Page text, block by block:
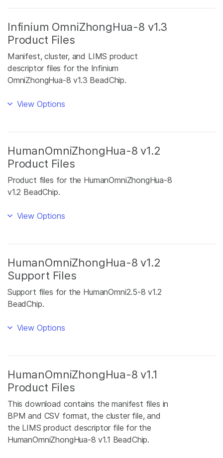
Infinium OmniZhongHua-8 v1.3
Product Files
Manifest, cluster, and LIMS product
descriptor files for the Infinium
OmniZhongHua-8 v1.3 BeadChip.
View Options
HumanOmniZhongHua-8 v1.2
Product Files
Product files for the HumanOmniZhongHua-8
v1.2 BeadChip.
View Options
HumanOmniZhongHua-8 v1.2
Support Files
Support files for the HumanOmni2.5-8 v1.2
BeadChip.
View Options
HumanOmniZhongHua-8 v1.1
Product Files
This download contains the manifest files in
BPM and CSV format, the cluster file, and
the LIMS product descriptor file for the
HumanOmniZhongHua-8 v1.1 BeadChip.